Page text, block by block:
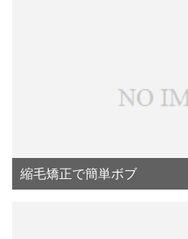
縮毛矯正で簡単ボブ